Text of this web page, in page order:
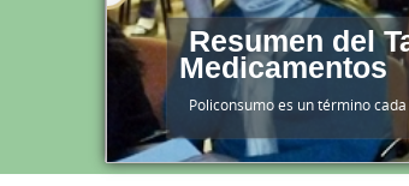
Resumen del
Medicamentos
Policonsumo es un término